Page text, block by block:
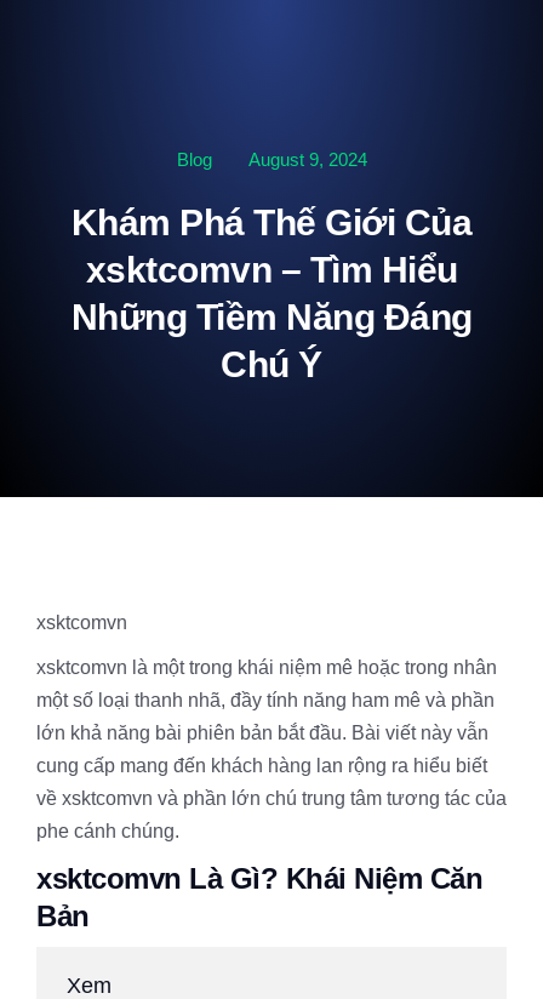
Blog August 9, 2024
Khám Phá Thế Giới Của
xsktcomvn – Tìm Hiểu
Những Tiềm Năng Đáng
Chú Ý
xsktcomvn
xsktcomvn là một trong khái niệm mê hoặc trong nhân
một số loại thanh nhã, đầy tính năng ham mê và phần
lớn khả năng bài phiên bản bắt đầu. Bài viết này vẫn
cung cấp mang đến khách hàng lan rộng ra hiểu biết
về xsktcomvn và phần lớn chú trung tâm tương tác của
phe cánh chúng.
xsktcomvn Là Gì? Khái Niệm Căn
Bản
Xem